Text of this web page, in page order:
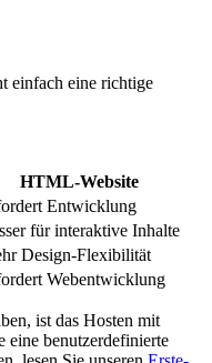
einfach eine richtige
HTML-Website
Entwicklung
für interaktive Inhalte
Design-Flexibilität
Webentwicklung
ist das Hosten mit
eine benutzerdefinierte